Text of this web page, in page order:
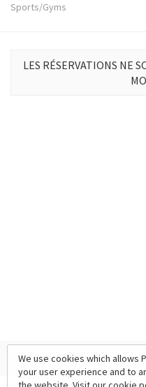
Sports/Gyms
LES RÉSERVATIONS NE
We use cookies which allows
your user experience and to